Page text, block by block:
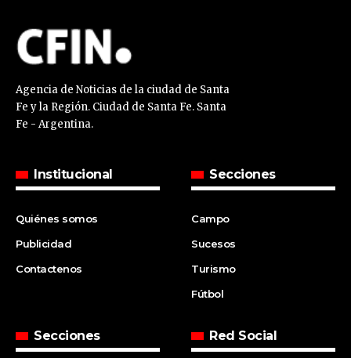
Agencia de Noticias de la ciudad de Santa
Fe y la Región. Ciudad de Santa Fe. Santa
Fe - Argentina.
Institucional
Quiénes somos
Publicidad
Contactenos
Secciones
Campo
Sucesos
Turismo
Fútbol
Secciones Red Social